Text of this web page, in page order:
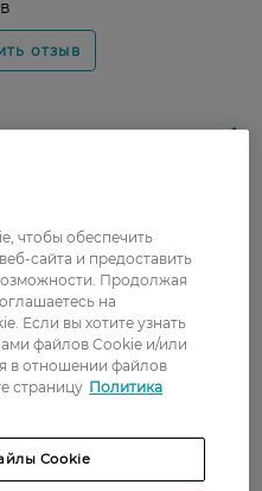
грн, бесплатная
Watsons
грн
больше
чтобы обеспечить
сайта и предоставить
Продолжая
на
Если вы хотите узнать
файлов Cookie и/или
в отношении файлов
страницу Политика
Cookie